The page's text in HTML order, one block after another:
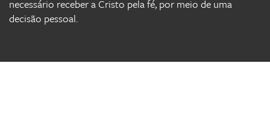
necessário receber a Cristo pela fé, por meio de uma
decisão pessoal.